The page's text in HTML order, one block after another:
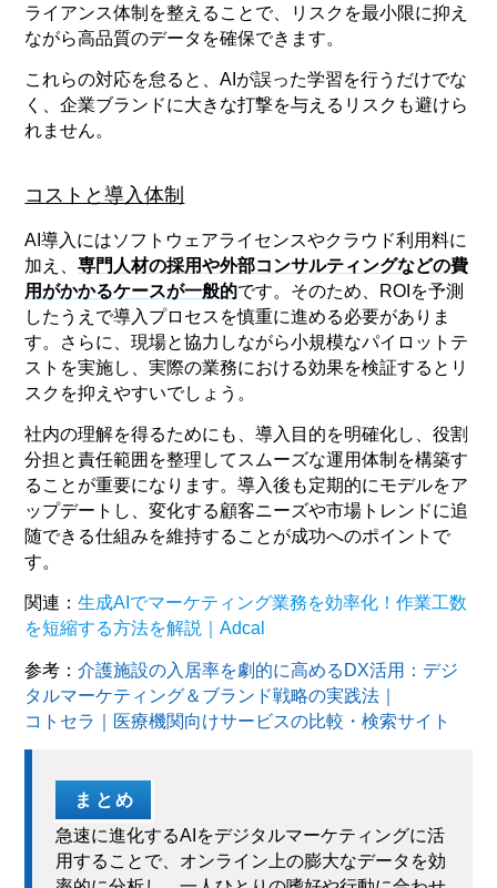
ライアンス体制を整えることで、リスクを最小限に抑え
ながら高品質のデータを確保できます。
これらの対応を怠ると、AIが誤った学習を行うだけでな
く、企業ブランドに大きな打撃を与えるリスクも避けら
れません。
コストと導入体制
AI導入にはソフトウェアライセンスやクラウド利用料に
加え、専門人材の採用や外部コンサルティングなどの費
用がかかるケースが一般的です。そのため、ROIを予測
したうえで導入プロセスを慎重に進める必要がありま
す。さらに、現場と協力しながら小規模なパイロットテ
ストを実施し、実際の業務における効果を検証するとリ
スクを抑えやすいでしょう。
社内の理解を得るためにも、導入目的を明確化し、役割
分担と責任範囲を整理してスムーズな運用体制を構築す
ることが重要になります。導入後も定期的にモデルをア
ップデートし、変化する顧客ニーズや市場トレンドに追
随できる仕組みを維持することが成功へのポイントで
す。
関連：生成AIでマーケティング業務を効率化！作業工数
を短縮する方法を解説｜Adcal
参考：介護施設の入居率を劇的に高めるDX活用：デジ
タルマーケティング＆ブランド戦略の実践法｜
コトセラ｜医療機関向けサービスの比較・検索サイト
まとめ
急速に進化するAIをデジタルマーケティングに活
用することで、オンライン上の膨大なデータを効